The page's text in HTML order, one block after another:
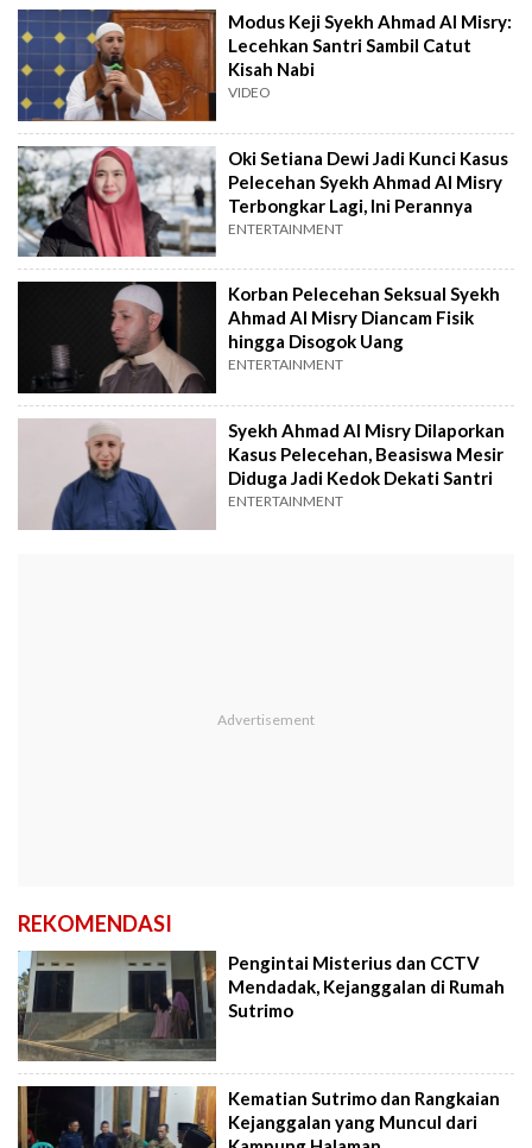
Modus Keji Syekh Ahmad Al Misry:
Lecehkan Santri Sambil Catut
Kisah Nabi
VIDEO
Oki Setiana Dewi Jadi Kunci Kasus
Pelecehan Syekh Ahmad Al Misry
Terbongkar Lagi, Ini Perannya
ENTERTAINMENT
Korban Pelecehan Seksual Syekh
Ahmad Al Misry Diancam Fisik
hingga Disogok Uang
ENTERTAINMENT
Syekh Ahmad Al Misry Dilaporkan
Kasus Pelecehan, Beasiswa Mesir
Diduga Jadi Kedok Dekati Santri
ENTERTAINMENT
REKOMENDASI
Pengintai Misterius dan CCTV
Mendadak, Kejanggalan di Rumah
Sutrimo
Kematian Sutrimo dan Rangkaian
Kejanggalan yang Muncul dari